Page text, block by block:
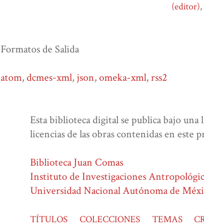
(editor)
Formatos de Salida
atom,dcmes-xml, json,omeka-xml,rss2
Esta biblioteca digital se publica bajo una
licencias de las obras contenidas en este
Biblioteca Juan Comas
Instituto de Investigaciones
Universidad Nacional Autónoma de
TÍTULOS COLECCIONES TEMAS